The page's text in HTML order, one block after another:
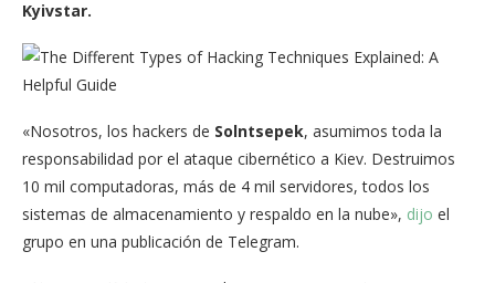
Kyivstar.
«Nosotros, los hackers de Solntsepek, asumimos toda la
responsabilidad por el ataque cibernético a Kiev. Destruimos
10 mil computadoras, más de 4 mil servidores, todos los
sistemas de almacenamiento y respaldo en la nube», dijo el
grupo en una publicación de Telegram.